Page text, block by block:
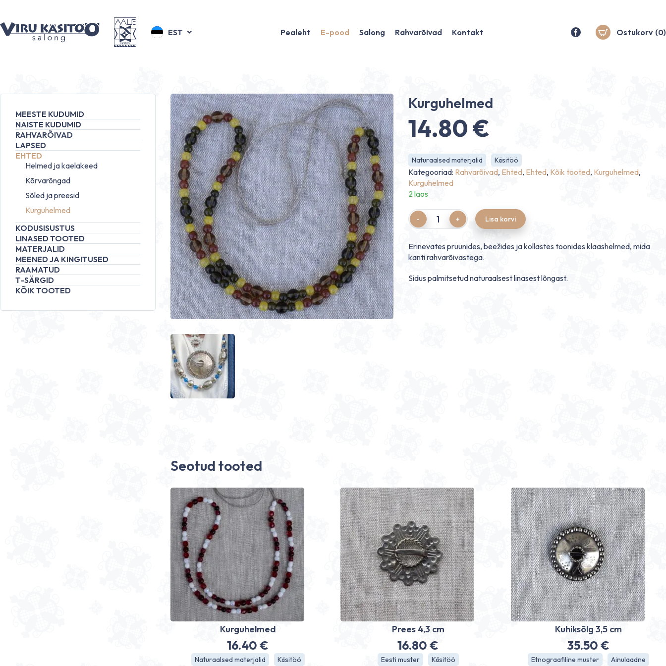
EST Pealeht E-pood Salong Rahvarõivad Kontakt Ostukorv (0)
MEESTE KUDUMID
NAISTE KUDUMID
RAHVARÕIVAD
LAPSED
EHTED
Helmed ja kaelakeed
Kõrvarõngad
Sõled ja preesid
Kurguhelmed
KODUSISUSTUS
LINASED TOOTED
MATERJALID
MEENED JA KINGITUSED
RAAMATUD
T-SÄRGID
KÕIK TOOTED
Kurguhelmed
14.80€
Naturaalsed materjalid Käsitöö
Kategooriad: Rahvarõivad, Ehted, Ehted, Kõik tooted, Kurguhelmed,
Kurguhelmed
2 laos
Quantity Lisa korvi
Erinevates pruunides, beežides ja kollastes toonides klaashelmed, mida
kanti rahvarõivastega.
Sidus palmitsetud naturaalsest linasest lõngast.
Seotud tooted
Kurguhelmed
16.40€
Naturaalsed materjalid Käsitöö
Prees 4,3 cm
16.80€
Eesti muster Käsitöö
Kuhiksõlg 3,5 cm
35.50 €
Etnograafiline muster Ainulaadne